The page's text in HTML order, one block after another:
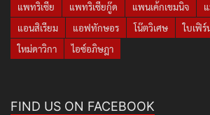
แพทริเซีย
แพทริเซียกู๊ด แพนเค้กเขมนิจ
แอนสิเรียม
แอฟทักษอร โน๊ตวิเศษ
ใบเฟิ
ใหม่ดาวิกา
ไอซ์อภิษฎา
FIND US ON FACEBOOK